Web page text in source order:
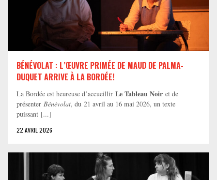
BÉNÉVOLAT : L’ŒUVRE PRIMÉE DE MAUD DE PALMA-
DUQUET ARRIVE À LA BORDÉE!
La Bordée est heureuse d’accueillir Le Tableau Noir et de
présenter Bénévolat, du 21 avril au 16 mai 2026, un texte
puissant [...]
22 AVRIL 2026